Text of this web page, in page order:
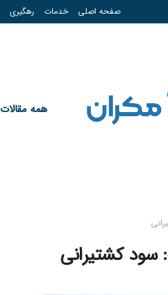
صفحه اصلی خدمات رهگیری
همه مقالات
سود کشتیرانی